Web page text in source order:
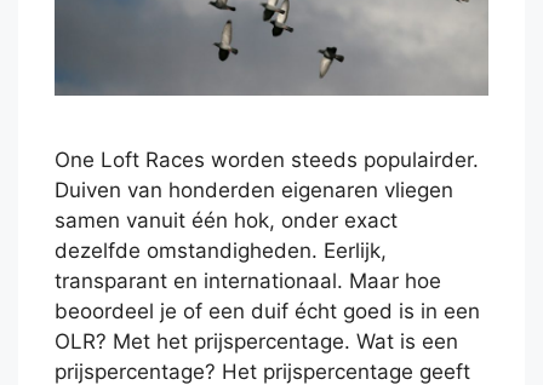
One Loft Races worden steeds populairder.
Duiven van honderden eigenaren vliegen
samen vanuit één hok, onder exact
dezelfde omstandigheden. Eerlijk,
transparant en internationaal. Maar hoe
beoordeel je of een duif écht goed is in een
OLR? Met het prijspercentage. Wat is een
prijspercentage? Het prijspercentage geeft